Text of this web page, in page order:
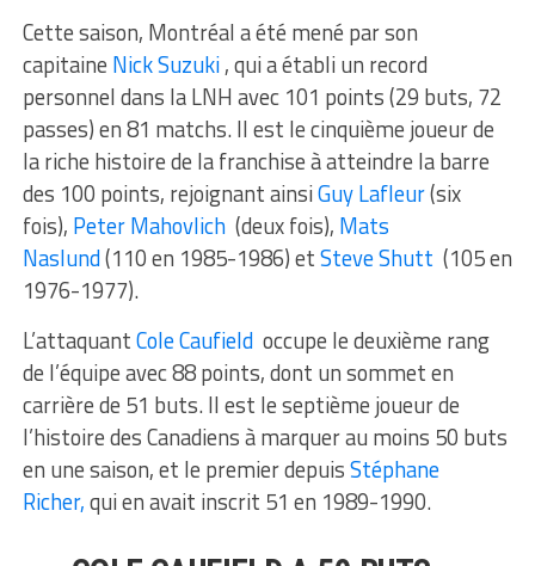
Cette saison, Montréal a été mené par son
capitaine Nick Suzuki, qui a établi un record
personnel dans la LNH avec 101 points (29 buts, 72
passes) en 81 matchs. Il est le cinquième joueur de
la riche histoire de la franchise à atteindre la barre
des 100 points, rejoignant ainsiGuy Lafleur(six
fois), Peter Mahovlich(deux fois), Mats
Naslund(110 en 1985-1986) etSteve Shutt (105 en
1976-1977).
L’attaquantCole Caufieldoccupe le deuxième rang
de l’équipe avec 88 points, dont un sommet en
carrière de 51 buts. Il est le septième joueur de
l’histoire des Canadiens à marquer au moins 50 buts
en une saison, et le premier depuisStéphane
Richer,qui en avait inscrit 51 en 1989-1990.